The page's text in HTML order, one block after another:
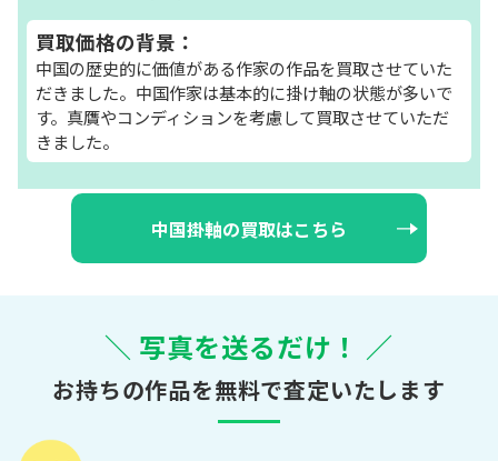
買取価格の背景：
中国の歴史的に価値がある作家の作品を買取させていた
だきました。中国作家は基本的に掛け軸の状態が多いで
す。真贋やコンディションを考慮して買取させていただ
きました。
中国掛軸の買取はこちら
＼ 写真を送るだけ！ ／
お持ちの作品を無料で査定いたします